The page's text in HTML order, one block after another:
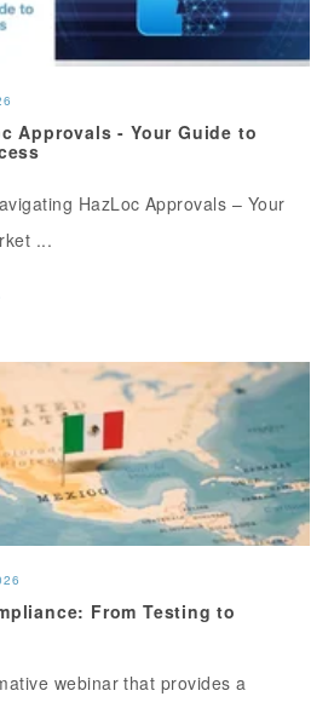
Approvals - Your Guide to
HazLoc Approvals – Your
...
From Testing to
webinar that provides a